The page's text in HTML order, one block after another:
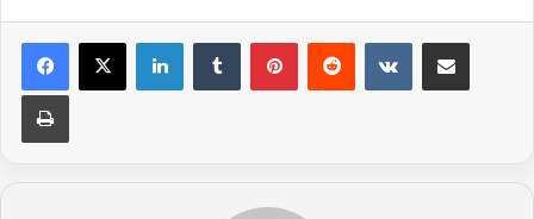
LinkedIn VKontakte